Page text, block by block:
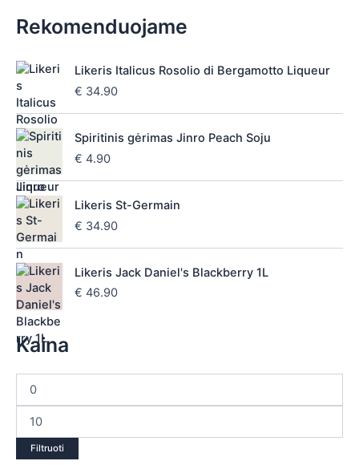
Rekomenduojame
Likeris Italicus Rosolio di Bergamotto Liqueur
€ 34.90
Spiritinis gėrimas Jinro Peach Soju
€ 4.90
Likeris St-Germain
€ 34.90
Likeris Jack Daniel's Blackberry 1L
€ 46.90
Kaina
Filtruoti